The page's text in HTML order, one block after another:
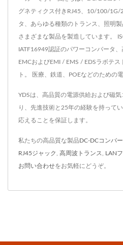
グネティクス付きRJ45、10/100/1G/
タ、あらゆる種類のトランス、照明
さまざまな製品を製造しています。
IATF16949認証のパワーコンバータ
EMCおよびEMI / EMS / EDSラボテ
ト。 医療、鉄道、POEなどのための
YDSは、高品質の電源供給および磁
り、先進技術と25年の経験を持って
応えることを保証します。
私たちの高品質な製品 DC-DCコンバ
RJ45ジャック 高周波トランス LAN
お問い合わせをお気軽にどうぞ。